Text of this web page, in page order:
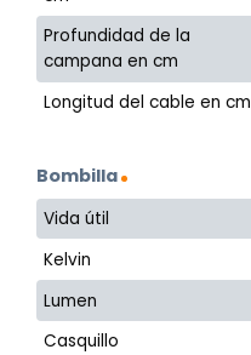
Profundidad de la
campana en cm
Longitud del cable en cm
Bombilla
Vida útil
Kelvin
Lumen
Casquillo